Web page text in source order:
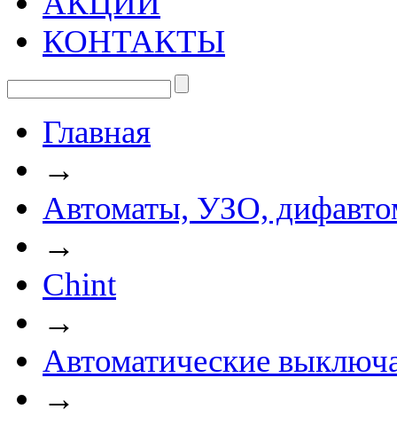
КОНТАКТЫ
Главная
→
Автоматы, УЗО,
→
Chint
→
Автоматические
→